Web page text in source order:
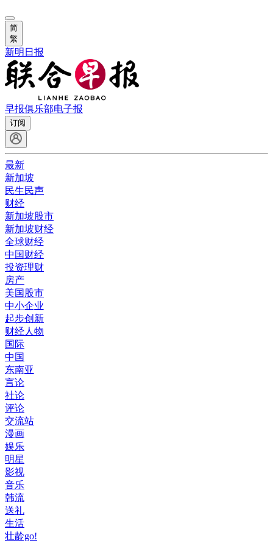
简
繁
新明日报
早报俱乐部电子报
订阅
最新
新加坡
民生民声
财经
新加坡股市
新加坡财经
全球财经
中国财经
投资理财
房产
美国股市
中小企业
起步创新
财经人物
国际
中国
东南亚
言论
社论
评论
交流站
漫画
娱乐
明星
影视
音乐
韩流
送礼
生活
壮龄go!